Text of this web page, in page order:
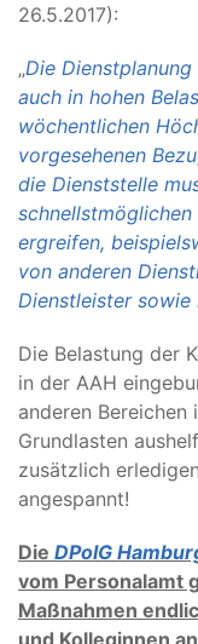
26.5.2017):
„Die
auch in hohen
wöchentlichen
vorgesehenen
die Dienststelle
ergreifen,
von anderen
Dienstleister
Die Belastung der
in der AAH
anderen Bereichen
Grundlasten
zusätzlich
angespannt!
Die DPolG
vom Personalamt
Maßnahmen
und Kolleginnen